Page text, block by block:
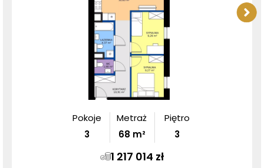
Pokoje
3
Metraż
68 m²
Piętro
3
1 217 014 zł